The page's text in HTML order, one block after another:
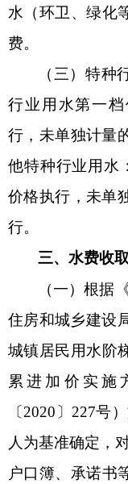
水（环卫、绿化
费。
（三）特种
行业用水第一
行，未单独计量
他特种行业用水
价格执行，未单
行。
三、水费收
（一）根据
住房和城乡建设
城镇居民用水阶
累进加价实施
〔 2020〕227号
人为基准确定，
户口簿、承诺书